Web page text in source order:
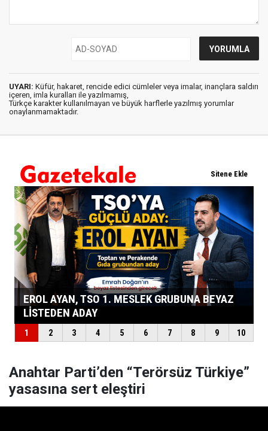
UYARI: Küfür, hakaret, rencide edici cümleler veya imalar, inançlara saldırı
içeren, imla kuralları ile yazılmamış,
Türkçe karakter kullanılmayan ve büyük harflerle yazılmış yorumlar
onaylanmamaktadır.
Anahtar Parti’den “Terörsüz Türkiye”
yasasına sert eleştiri